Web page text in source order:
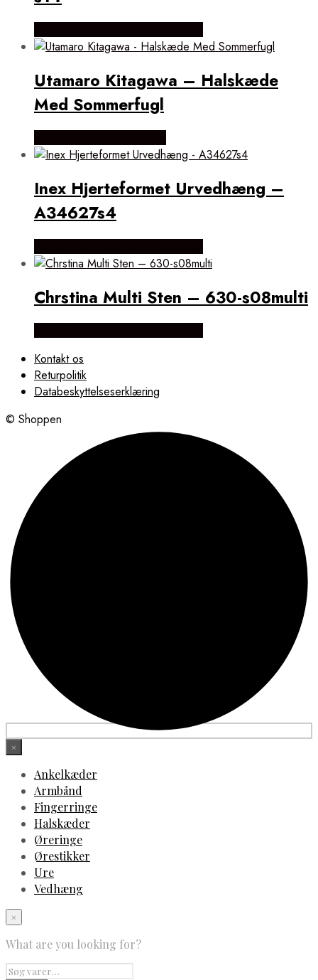
Utamaro Kitagawa – Halskæde
Med Sommerfugl
Inex Hjerteformet Urvedhæng –
A34627s4
Chrstina Multi Sten – 630-s08multi
Kontakt os
Returpolitik
Databeskyttelseserklæring
© Shoppen
×
Ankelkæder
Armbånd
Fingerringe
Halskæder
Øreringe
Ørestikker
Ure
Vedhæng
×
What are you looking for?